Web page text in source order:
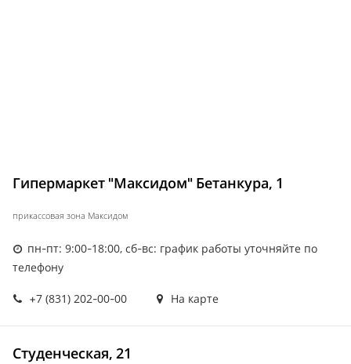
Гипермаркет "Максидом" Бетанкура, 1
прикассовая зона Максидом
пн-пт: 9:00-18:00, сб-вс: график работы уточняйте по
телефону
+7 (831) 202-00-00 На карте
Студенческая, 21